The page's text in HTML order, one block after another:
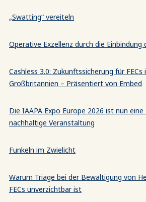
„Swatting“ vereiteln
Operative Exzellenz durch die
Cashless 3.0: Zukunftssicherung für FECs
Großbritannien – Präsentiert von Embed
Die IAAPA Expo Europe 2026 ist nun
nachhaltige Veranstaltung
Funkeln im Zwielicht
Warum Triage bei der Bewältigung von
FECs unverzichtbar ist